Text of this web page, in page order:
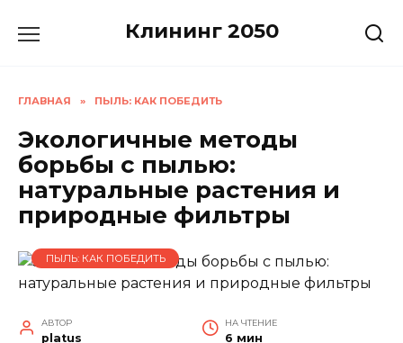
Клининг 2050
ГЛАВНАЯ » ПЫЛЬ: КАК ПОБЕДИТЬ
Экологичные методы
борьбы с пылью:
натуральные растения и
природные фильтры
ПЫЛЬ: КАК ПОБЕДИТЬ
АВТОР
platus
НА ЧТЕНИЕ
6 мин